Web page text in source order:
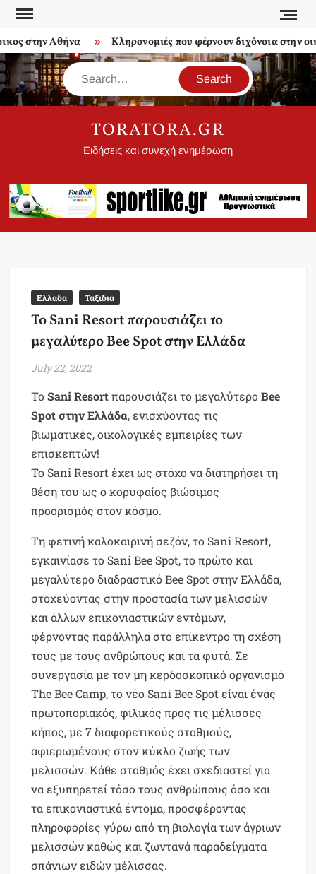
Skip
content
στην Αθήνα Κληρονομιές που φέρνουν διχόνοια στην
Search
TORATORA.GR
Ειδήσεις και συνεχή ενημέρωση
Ελλαδα Ταξιδια
Το Sani Resort παρουσιάζει το
μεγαλύτερο Bee Spot στην Ελλάδα
July 22, 2022
ΤοSani Resortπαρουσιάζει το μεγαλύτεροBee
Spot στην Ελλάδα, ενισχύοντας τις
βιωματικές, οικολογικές εμπειρίες των
επισκεπτών!
Το Sani Resort έχει ως στόχο να διατηρήσει τη
θέση του ως ο κορυφαίος βιώσιμος
προορισμός στον κόσμο.
Τη φετινή καλοκαιρινή σεζόν, το Sani Resort,
εγκαινίασε το Sani Bee Spot, το πρώτο και
μεγαλύτερο διαδραστικό Bee Spot στην Ελλάδα,
στοχεύοντας στην προστασία των μελισσών
και άλλων επικονιαστικών εντόμων,
φέρνοντας παράλληλα στο επίκεντρο τη σχέση
τους με τους ανθρώπους και τα φυτά. Σε
συνεργασία με τον μη κερδοσκοπικό οργανισμό
The Bee Camp, το νέο Sani Bee Spot είναι ένας
πρωτοποριακός, φιλικός προς τις μέλισσες
κήπος, με 7 διαφορετικούς σταθμούς,
αφιερωμένους στον κύκλο ζωής των
μελισσών. Κάθε σταθμός έχει σχεδιαστεί για
να εξυπηρετεί τόσο τους ανθρώπους όσο και
τα επικονιαστικά έντομα, προσφέροντας
πληροφορίες γύρω από τη βιολογία των άγριων
μελισσών καθώς και ζωντανά παραδείγματα
σπάνιων ειδών μέλισσας.